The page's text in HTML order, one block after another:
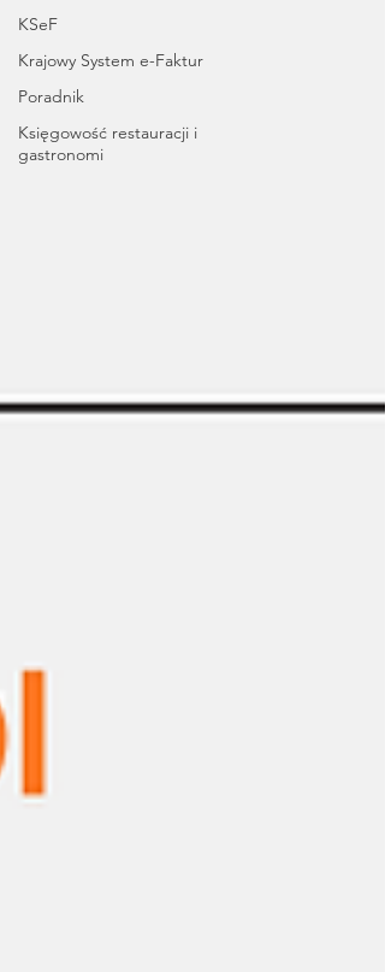
KSeF
Krajowy System e-Faktur
Poradnik
Księgowość restauracji i
gastronomi